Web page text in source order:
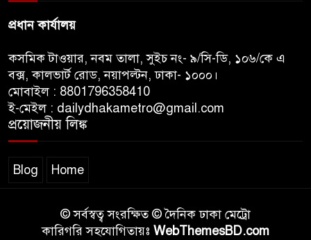
প্রধান কার্যালয়
কসমিক টাওয়ার, নবম তালা, সুইচ নং- ৯/সি-ডি, ১০৬/কে এ
বক্স, কালভার্ট রোড, নয়াপল্টন, ঢাকা- ১০০০।
মোবাইল : 8801796358410
ই-মেইল : dailydhakametro@gmail.com
প্রয়োজনীয় লিঙ্ক
Blog Home
© সর্বস্বত্ব সংরক্ষিত © দৈনিক ঢাকা মেট্রো
কারিগরি সহযোগিতায়ঃ WebThemesBD.com